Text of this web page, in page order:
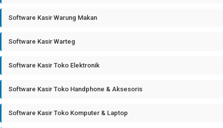
Software Kasir Warung Makan
Software Kasir Warteg
Software Kasir Toko Elektronik
Software Kasir Toko Handphone & Aksesoris
Software Kasir Toko Komputer & Laptop